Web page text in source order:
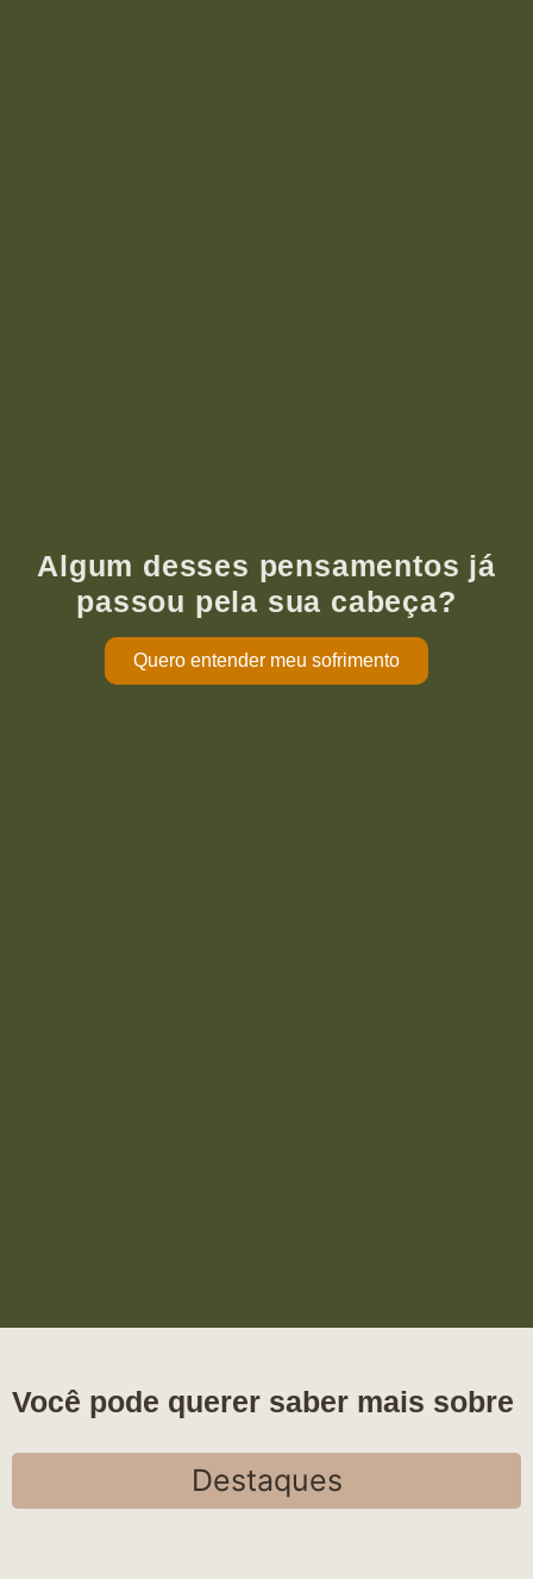
Algum desses pensamentos já
passou pela sua cabeça?
Quero entender meu sofrimento
Você pode querer saber mais sobre
Destaques